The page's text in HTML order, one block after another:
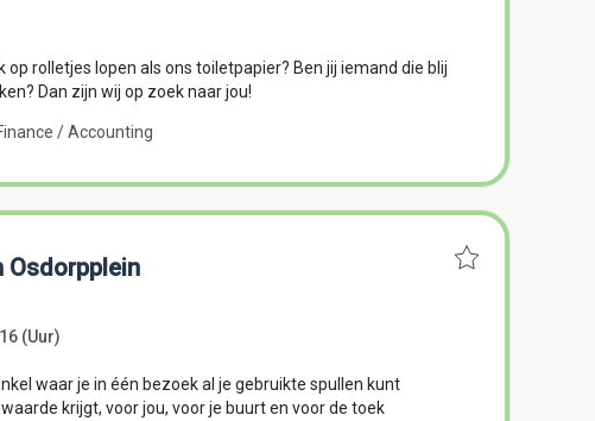
rolletjes lopen als ons toiletpapier? Ben jij iemand die blij
Dan zijn wij op zoek naar jou!
/ Accounting
Osdorpplein
(Uur)
waar je in één bezoek al je gebruikte spullen kunt
krijgt, voor jou, voor je buurt en voor de toek